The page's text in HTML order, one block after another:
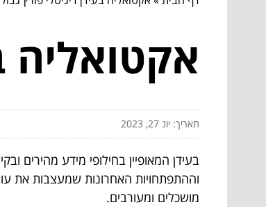
אקטואליה
תאריך: יונ 27, 2023
בעידן המאופיין בחילופי מידע מהירים
וההתפתחויות האחרונות שמעצבות את
מושכלים ומעורבים.